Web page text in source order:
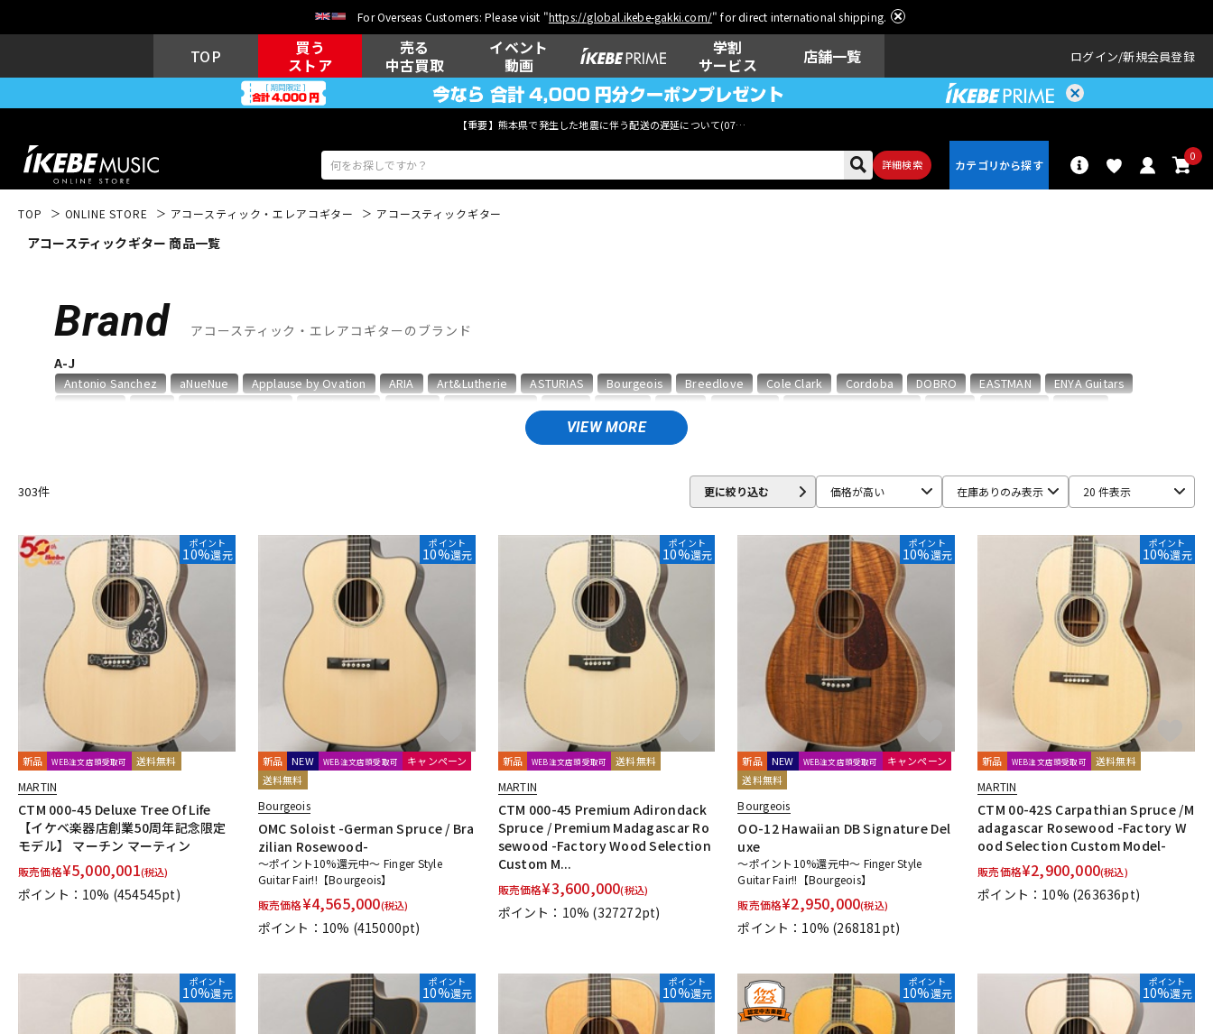
For Overseas Customers: Please visit "https://global.ikebe-gakki.com/" for direct international shipping.
TOP
買う
ストア
売る
中古買取
イベント
動画
学割
サービス
店舗一覧 ログイン 新規会員登録
【重要】熊本県で発生した地震に伴う配送の遅延について(07月29日
詳細検索
0
エレキギター
キーボード 電子ピアノ
DTM オンラ
イン納品
レコーディン
グ機器
TOP ONLINE STORE アコースティック・エレアコギター アコースティックギター
アコースティックギター 商品一覧
Brand アコースティック・エレアコギターのブランド
VIEW MORE
A-J
Antonio Sanchez aNueNue Applause by Ovation ARIA Art&Lutherie ASTURIAS Bourgeois Breedlove Cole Clark Cordoba DOBRO EASTMAN
ENYA Guitars
Veillette Guitars Versoul Washburn YAMAHA
Yokoyama Guitars
他
Bromo Guitars Merrill IRIS
303件 更に絞り込む 価格が高い 在庫ありのみ表示 20 件表示
ポイント
10%還元
新品 WEB注文店頭受取可 送料無料
MARTIN
CTM 000-45 Deluxe Tree Of Life
【イケベ楽器店創業50周年記念限定
モデル】 マーチン マーティン
販売価格¥5,000,001(税込)
ポイント：10% (454545pt)
ポイント
10%還元
新品 NEW WEB注文店頭受取可
キャンペーン
送料無料
Bourgeois
OMC Soloist -German Spruce / Bra
zilian Rosewood-
～ポイント10%還元中～ Finger Style
Guitar Fair!!【Bourgeois】
販売価格¥4,565,000(税込)
ポイント：10% (415000pt)
ポイント
10%還元
新品 WEB注文店頭受取可 送料無料
MARTIN
CTM 000-45 Premium Adirondack
Spruce / Premium Madagascar Ro
sewood -Factory Wood Selection
Custom M...
販売価格¥3,600,000(税込)
ポイント：10% (327272pt)
ポイント
10%還元
新品 NEW WEB注文店頭受取可
キャンペーン
送料無料
Bourgeois
OO-12 Hawaiian DB Signature Del
uxe
～ポイント10%還元中～ Finger Style
Guitar Fair!!【Bourgeois】
販売価格¥2,950,000(税込)
ポイント：10% (268181pt)
ポイント
10%還元
新品 WEB注文店頭受取可 送料無料
MARTIN
CTM 00-42S Carpathian Spruce /M
adagascar Rosewood -Factory W
ood Selection Custom Model-
販売価格¥2,900,000(税込)
ポイント：10% (263636pt)
ポイント
10%還元
ポイント
10%還元
ポイント
10%還元
ポイント
10%還元
ポイント
10%還元